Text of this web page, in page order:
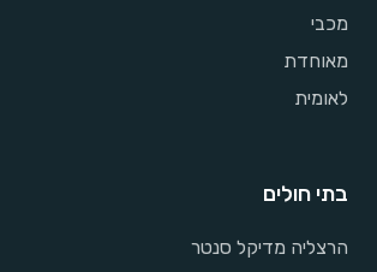
מכבי
מאוחדת
לאומית
בתי חולים
הרצליה מדיקל סנטר